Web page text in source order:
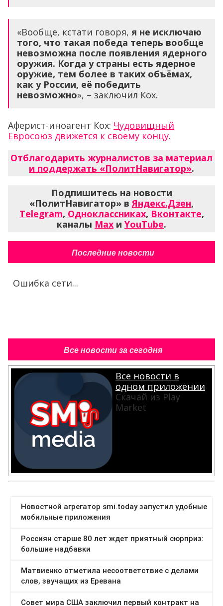
«Вообще, кстати говоря, я не исключаю
того, что такая победа теперь вообще
невозможна после появления ядерного
оружия. Когда у страны есть ядерное
оружие, тем более в таких объёмах,
как у России, её победить
невозможно», – заключил Кох.
Аферист-иноагент Кох: Чудовищный
Евросоюз движется к своему концу.
Отблагодарить журналистов за материал
и поддержать «ПолитНавигатор».
Подпишитесь на новости
«ПолитНавигатор» в Яндекс.Дзен,
Telegram, Одноклассниках, Вконтакте,
каналы Max и YouTube.
Последние новости
Ошибка сети...
Все новости за сегодня
Все новости в
одном приложении
Скачай из Play
Market